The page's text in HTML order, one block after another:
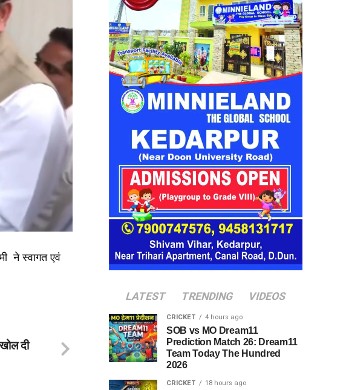
ने स्वागत एवं
दी
LATEST TRENDING VIDEOS
CRICKET 4 hours ago
SOB vs MO Dream11
Prediction Match 26: Dream11
Team Today The Hundred
2026
CRICKET 18 hours ago